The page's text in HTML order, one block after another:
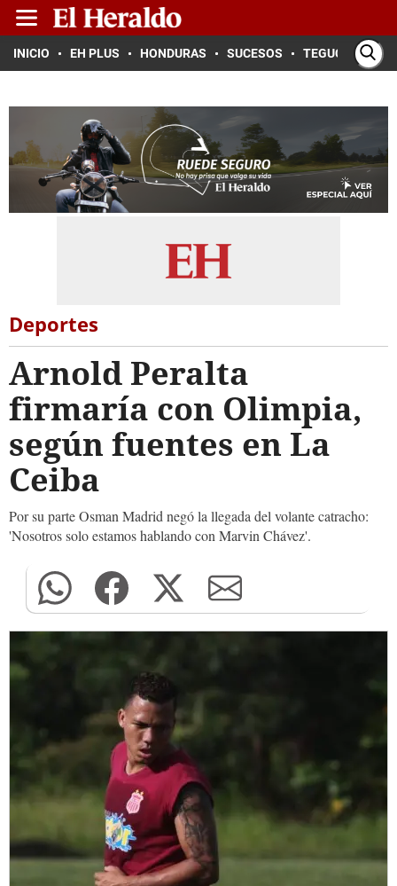
INICIO EH PLUS HONDURAS SUCESOS TEGUCIGALPA
Deportes
Arnold Peralta
firmaría con Olimpia,
según fuentes en La
Ceiba
Por su parte Osman Madrid negó la llegada del volante catracho:
'Nosotros solo estamos hablando con Marvin Chávez'.